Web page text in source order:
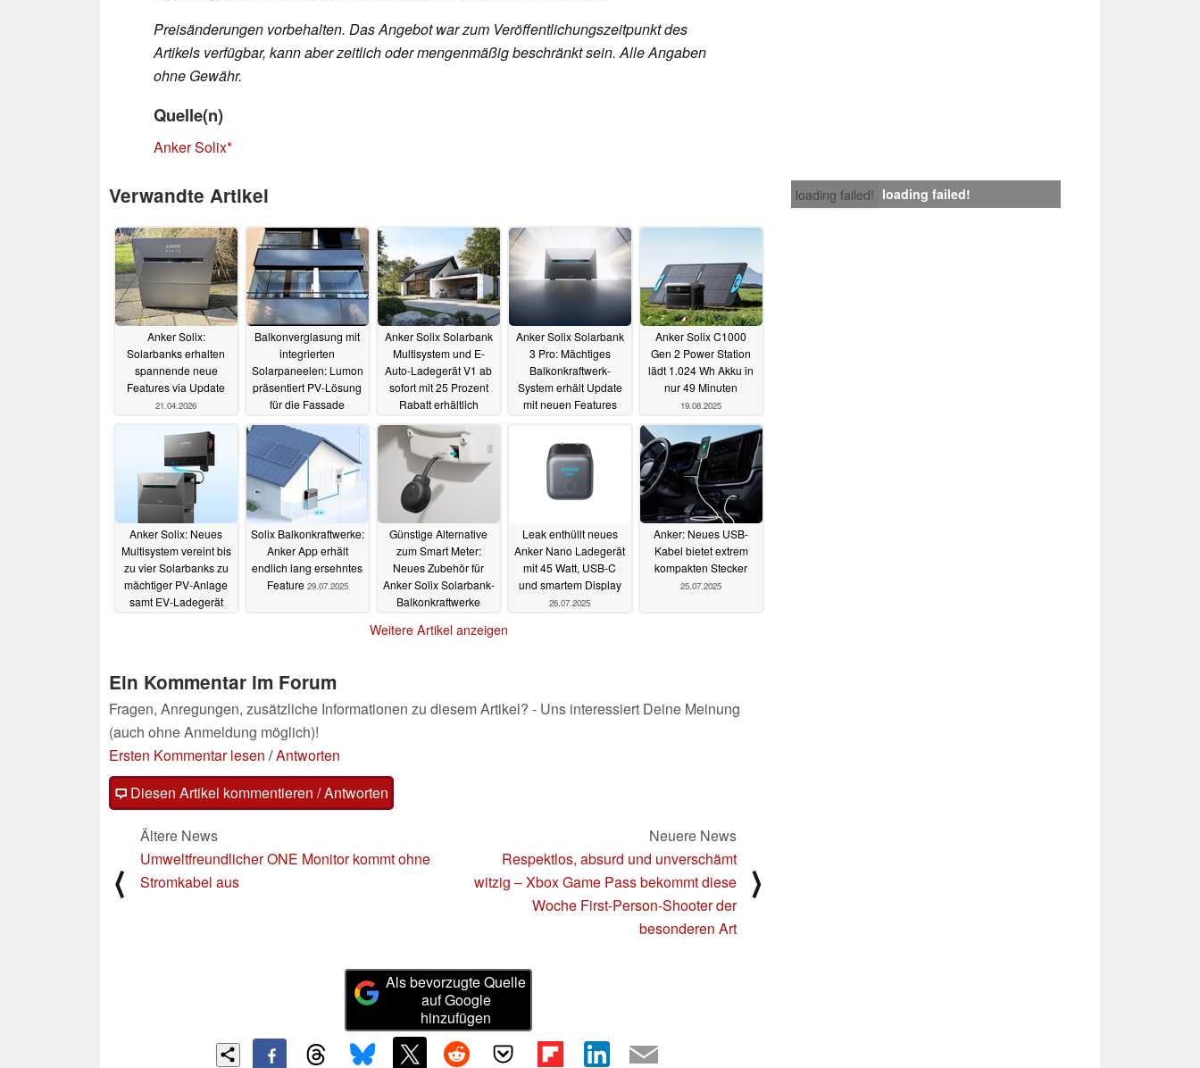
Preisänderungen vorbehalten. Das Angebot war zum Veröffentlichungszeitpunkt des
Artikels verfügbar, kann aber zeitlich oder mengenmäßig beschränkt sein. Alle Angaben
ohne Gewähr.
Quelle(n)
Anker Solix
loading failed! loading failed!
Verwandte Artikel
Anker Solix:
Solarbanks erhalten
spannende neue
Features via Update
21.04.2026
Balkonverglasung mit
integrierten
Solarpaneelen: Lumon
präsentiert PV-Lösung
für die Fassade
14.09.2025
Anker Solix Solarbank
Multisystem und E-
Auto-Ladegerät V1 ab
sofort mit 25 Prozent
Rabatt erhältlich
02.09.2025
Anker Solix Solarbank
3 Pro: Mächtiges
Balkonkraftwerk-
System erhält Update
mit neuen Features
Anker Solix C1000
Gen 2 Power Station
lädt 1.024 Wh Akku in
nur 49 Minuten
19.08.2025
Anker Solix: Neues
Multisystem vereint bis
zu vier Solarbanks zu
mächtiger PV-Anlage
samt EV-Ladegerät
Solix Balkonkraftwerke:
Anker App erhält
endlich lang ersehntes
Feature 29.07.2025
Günstige Alternative
zum Smart Meter:
Neues Zubehör für
Anker Solix Solarbank-
Balkonkraftwerke
Leak enthüllt neues
Anker Nano Ladegerät
mit 45 Watt, USB-C
und smartem Display
26.07.2025
Anker: Neues USB-
Kabel bietet extrem
kompakten Stecker
25.07.2025
Weitere Artikel anzeigen
Ein Kommentar im Forum
Fragen, Anregungen, zusätzliche Informationen zu diesem Artikel? - Uns interessiert Deine Meinung
(auch ohne Anmeldung möglich)!
Ersten Kommentar lesen /Antworten
Diesen Artikel kommentieren / Antworten
⟨
Ältere News
Umweltfreundlicher ONE Monitor kommt ohne
Stromkabel aus
Neuere News
Respektlos, absurd und unverschämt
witzig – Xbox Game Pass bekommt diese
Woche First-Person-Shooter der
besonderen Art
⟩
Als bevorzugte Quelle
auf Google
hinzufügen